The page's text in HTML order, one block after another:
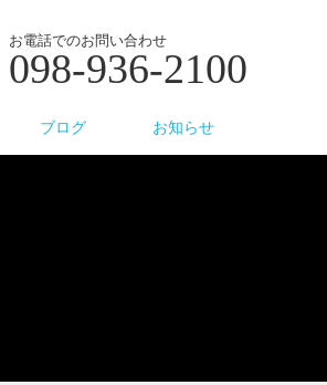
お電話でのお問い合わせ
098-936-2100
ブログ お知らせ